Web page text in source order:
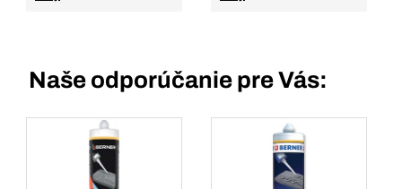
Naše odporúčanie pre Vás: